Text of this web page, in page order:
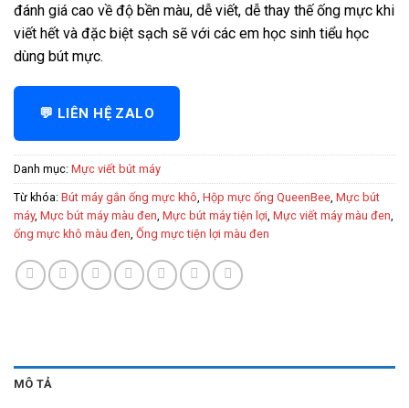
đánh giá cao về độ bền màu, dễ viết, dễ thay thế ống mực khi
viết hết và đặc biệt sạch sẽ với các em học sinh tiểu học
dùng bút mực.
💬 LIÊN HỆ ZALO
Danh mục: Mực viết bút máy
Từ khóa: Bút máy gắn ống mực khô, Hộp mực ống QueenBee, Mực bút
máy, Mực bút máy màu đen, Mực bút máy tiện lợi, Mực viết máy màu đen,
ống mực khô màu đen, Ống mực tiện lợi màu đen
MÔ TẢ